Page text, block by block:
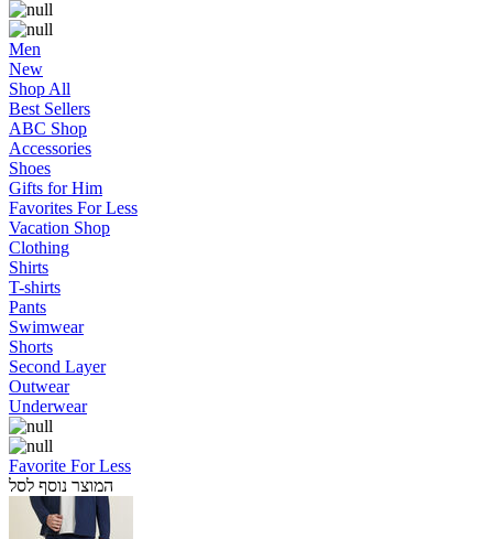
Men
New
Shop All
Best Sellers
ABC Shop
Accessories
Shoes
Gifts for Him
Favorites For Less
Vacation Shop
Clothing
Shirts
T-shirts
Pants
Swimwear
Shorts
Second Layer
Outwear
Underwear
Favorite For Less
המוצר נוסף לסל